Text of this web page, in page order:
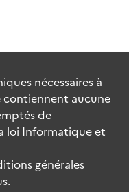
nécessaires à
aucune
de
loi Informatique et
générales